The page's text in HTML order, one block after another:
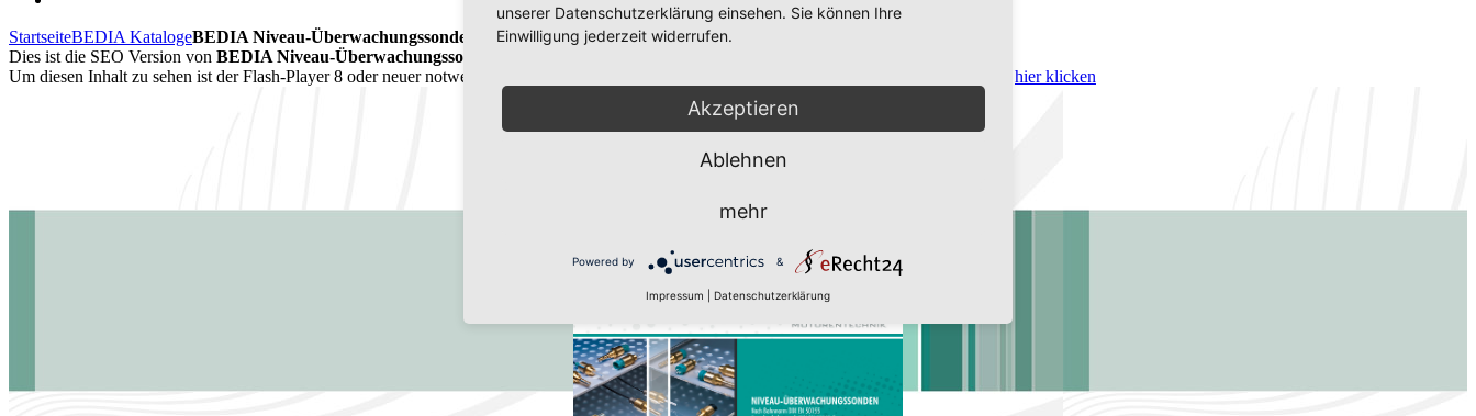
StartseiteBEDIA KatalogeBEDIA Niveau-Überwachungssonden CLS 20/25
Dies ist die SEO Version von BEDIA Niveau-Überwachungssonden CLS 20/25 Seite 1
Um diesen Inhalt zu sehen ist der Flash-Player 8 oder neuer notwendig und Javascript muss erlaubt sein. Zum downloaden des Flach-Player bitte hier klicken
unserer Datenschutzerklärung einsehen. Sie können Ihre
Einwilligung jederzeit widerrufen.
Akzeptieren
Ablehnen
mehr
Powered by &
Impressum Datenschutzerklärung